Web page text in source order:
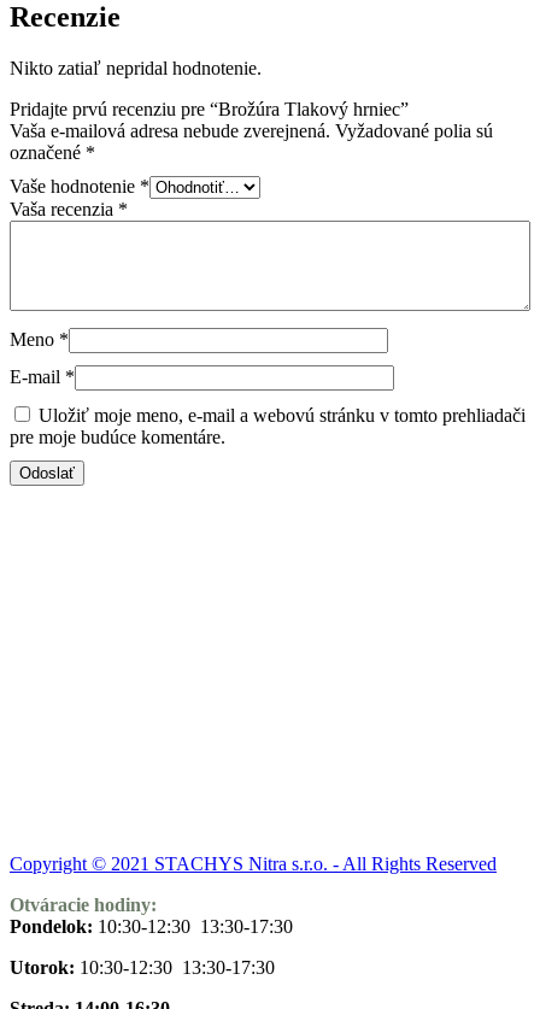
Recenzie
Nikto zatiaľ nepridal hodnotenie.
Pridajte prvú recenziu pre “Brožúra Tlakový hrniec”
Vaša e-mailová adresa nebude zverejnená. Vyžadované polia sú
označené *
Vaše hodnotenie *
Vaša recenzia *
Meno *
E-mail *
Uložiť moje meno, e-mail a webovú stránku v tomto prehliadači
pre moje budúce komentáre.
Copyright © 2021 STACHYS Nitra s.r.o. - All Rights Reserved
Otváracie hodiny:
Pondelok: 10:30-12:30 13:30-17:30
Utorok: 10:30-12:30 13:30-17:30